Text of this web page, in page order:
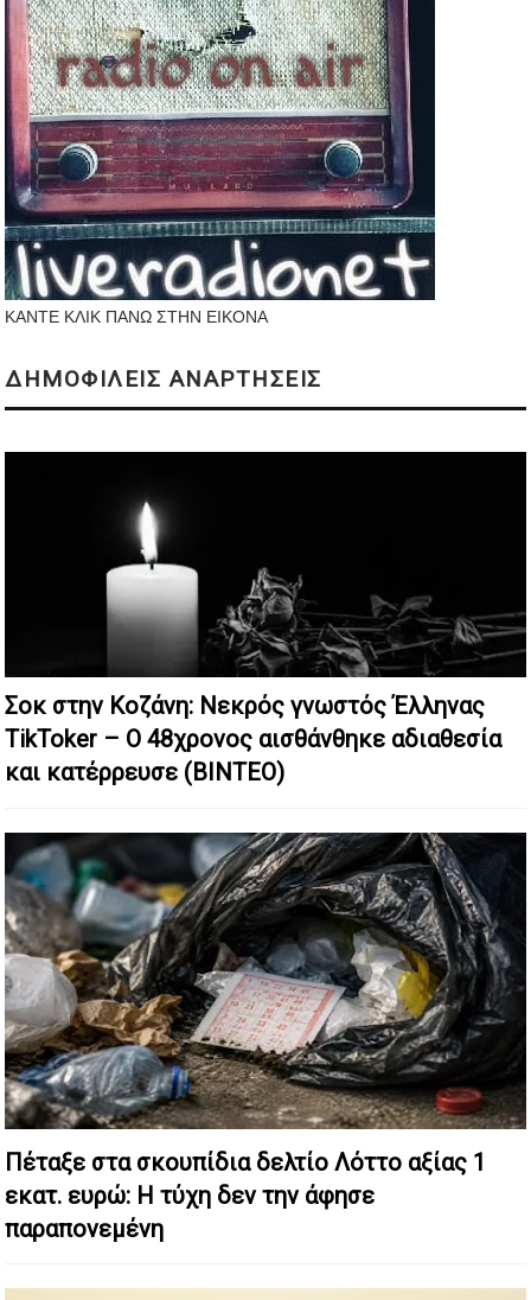
ΚΑΝΤΕ ΚΛΙΚ ΠΑΝΩ ΣΤΗΝ ΕΙΚΟΝΑ
ΔΗΜΟΦΙΛΕΙΣ ΑΝΑΡΤΗΣΕΙΣ
Σοκ στην Κοζάνη: Nεκρός γνωστός Έλληνας
TikToker – Ο 48χρονος αισθάνθηκε αδιαθεσία
και κατέρρευσε (ΒΙΝΤΕΟ)
Πέταξε στα σκουπίδια δελτίο Λόττο αξίας 1
εκατ. ευρώ: Η τύχη δεν την άφησε
παραπονεμένη